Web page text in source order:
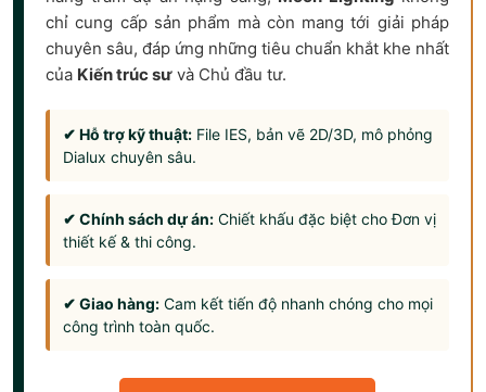
chỉ cung cấp sản phẩm mà còn mang tới giải pháp
chuyên sâu, đáp ứng những tiêu chuẩn khắt khe nhất
của Kiến trúc sư và Chủ đầu tư.
✔ Hỗ trợ kỹ thuật: File IES, bản vẽ 2D/3D, mô phỏng
Dialux chuyên sâu.
✔ Chính sách dự án: Chiết khấu đặc biệt cho Đơn vị
thiết kế & thi công.
✔ Giao hàng: Cam kết tiến độ nhanh chóng cho mọi
công trình toàn quốc.